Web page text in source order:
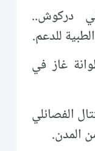
دركوش..
للدعم.
تطول 400 أسطوانة غاز في
الفصائلي
المدن.